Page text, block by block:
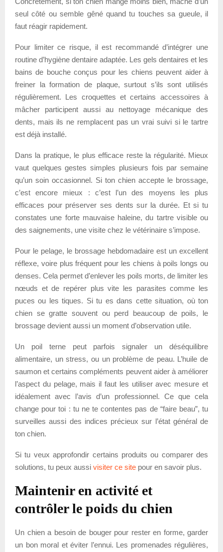
seul côté ou semble gêné quand tu touches sa gueule, il
faut réagir rapidement.
Pour limiter ce risque, il est recommandé d’intégrer une
routine d’hygiène dentaire adaptée. Les gels dentaires et les
bains de bouche conçus pour les chiens peuvent aider à
freiner la formation de plaque, surtout s’ils sont utilisés
régulièrement. Les croquettes et certains accessoires à
mâcher participent aussi au nettoyage mécanique des
dents, mais ils ne remplacent pas un vrai suivi si le tartre
est déjà installé.
Dans la pratique, le plus efficace reste la régularité. Mieux
vaut quelques gestes simples plusieurs fois par semaine
qu’un soin occasionnel. Si ton chien accepte le brossage,
c’est encore mieux : c’est l’un des moyens les plus
efficaces pour préserver ses dents sur la durée. Et si tu
constates une forte mauvaise haleine, du tartre visible ou
des saignements, une visite chez le vétérinaire s’impose.
Pour le pelage, le brossage hebdomadaire est un excellent
réflexe, voire plus fréquent pour les chiens à poils longs ou
denses. Cela permet d’enlever les poils morts, de limiter les
nœuds et de repérer plus vite les parasites comme les
puces ou les tiques. Si tu es dans cette situation, où ton
chien se gratte souvent ou perd beaucoup de poils, le
brossage devient aussi un moment d’observation utile.
Un poil terne peut parfois signaler un déséquilibre
alimentaire, un stress, ou un problème de peau. L’huile de
saumon et certains compléments peuvent aider à améliorer
l’aspect du pelage, mais il faut les utiliser avec mesure et
idéalement avec l’avis d’un professionnel. Ce que cela
change pour toi : tu ne te contentes pas de “faire beau”, tu
surveilles aussi des indices précieux sur l’état général de
ton chien.
Si tu veux approfondir certains produits ou comparer des
solutions, tu peux aussi visiter ce site pour en savoir plus.
Maintenir en activité et
contrôler le poids du chien
Un chien a besoin de bouger pour rester en forme, garder
un bon moral et éviter l’ennui. Les promenades régulières,